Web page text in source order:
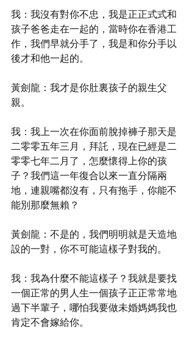
我：我沒有對你不忠，我是正正式式和
孩子爸爸走在一起的，當時你在香港工
作，我們早就分手了，我是和你分手以
後才和他一起的。
黃劍龍：我才是你肚裏孩子的親生父
親。
我：我上一次在你面前脫掉褲子那天是
二零零五年三月，拜託，現在已經是二
零零七年二月了，怎麼懷得上你的孩
子？我們這一年復合以來一直分隔兩
地，連親嘴都沒有，只有拖手，你能不
能別那麼無賴？
黃劍龍：不是的，我們明明就是天造地
設的一對，你不可能這樣子對我的。
我：我為什麼不能這樣子？我就是要找
一個正常的男人生一個孩子正正常常地
過下半輩子，哪怕我要做未婚媽媽我也
肯定不會嫁給你。